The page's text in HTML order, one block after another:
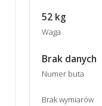
52 kg
Waga
Brak danych
Numer buta
Brak wymiarów